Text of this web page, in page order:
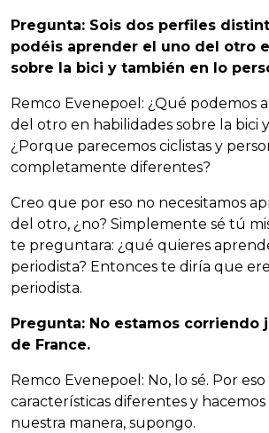
Pregunta: Sois dos perfiles
podéis aprender el uno del otro
sobre la bici y también en lo
Remco Evenepoel: ¿Qué podemos
del otro en habilidades sobre la bici
¿Porque parecemos ciclistas y
completamente diferentes?
Creo que por eso no necesitamos
del otro, ¿no? Simplemente sé tú
te preguntara: ¿qué quieres
periodista? Entonces te diría que
periodista.
Pregunta: No estamos corriendo
de France.
Remco Evenepoel: No, lo sé. Por
características diferentes y
nuestra manera, supongo.